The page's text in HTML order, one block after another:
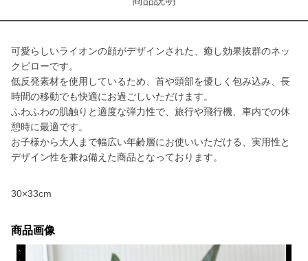
可愛らしいライオンの顔がデザインされた、癒し効果抜群のネッ
クピローです。
低反発素材を使用しているため、首や頭部を優しく包み込み、長
時間の移動でも快適にお過ごしいただけます。
ふわふわの肌触りと適度な弾力性で、旅行や飛行機、車内での休
憩時に最適です。
お子様から大人まで幅広い年齢層にお使いいただける、実用性と
デザイン性を兼ね備えた商品となっております。
30×33cm
商品画像